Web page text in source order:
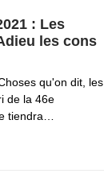
: Les
les cons
qu'on dit, les
de la 46e
tiendra…